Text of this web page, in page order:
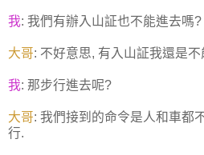
我: 我們有辦入山証也不能進去嗎?
大哥: 不好意思, 有入山証我還是
我: 那步行進去呢?
大哥: 我們接到的命令是人和車都
行.